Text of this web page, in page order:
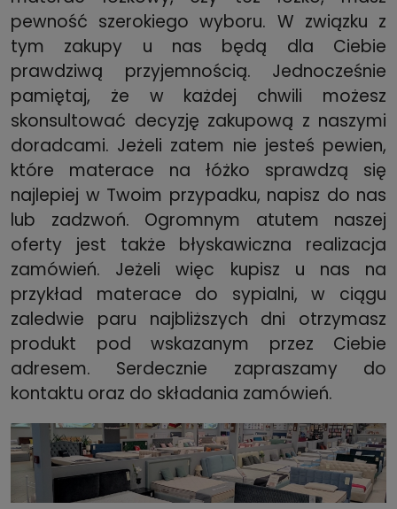
pewność szerokiego wyboru. W związku z
tym zakupy u nas będą dla Ciebie
prawdziwą przyjemnością. Jednocześnie
pamiętaj, że w każdej chwili możesz
skonsultować decyzję zakupową z naszymi
doradcami. Jeżeli zatem nie jesteś pewien,
które materace na łóżko sprawdzą się
najlepiej w Twoim przypadku, napisz do nas
lub zadzwoń. Ogromnym atutem naszej
oferty jest także błyskawiczna realizacja
zamówień. Jeżeli więc kupisz u nas na
przykład materace do sypialni, w ciągu
zaledwie paru najbliższych dni otrzymasz
produkt pod wskazanym przez Ciebie
adresem. Serdecznie zapraszamy do
kontaktu oraz do składania zamówień.